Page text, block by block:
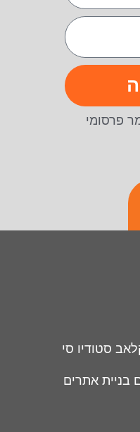
פרסומי
סטודיו סי
בניית אתרים